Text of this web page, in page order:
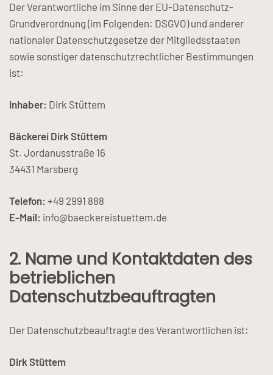
Der Verantwortliche im Sinne der EU-Datenschutz-
Grundverordnung (im Folgenden: DSGVO) und anderer
nationaler Datenschutzgesetze der Mitgliedsstaaten
sowie sonstiger datenschutzrechtlicher Bestimmungen
ist:
Inhaber: Dirk Stüttem
Bäckerei Dirk Stüttem
St. Jordanusstraße 16
34431 Marsberg
Telefon: +49 2991 888
E-Mail: info@baeckereistuettem.de
2. Name und Kontaktdaten des
betrieblichen
Datenschutzbeauftragten
Der Datenschutzbeauftragte des Verantwortlichen ist:
Dirk Stüttem